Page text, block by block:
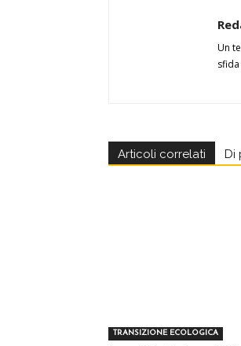
Un
Articoli correlati Di
TRANSIZIONE ECOLOGICA